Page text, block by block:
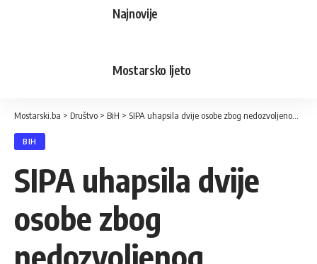
Najnovije
Mostarsko ljeto
Mostarski.ba > Društvo > BiH > SIPA uhapsila dvije osobe zbog nedozvoljenog prometa cigareta
BIH
SIPA uhapsila dvije
osobe zbog